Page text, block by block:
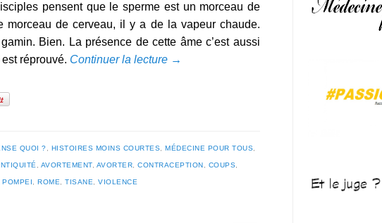
pensent que le sperme est un morceau de
morceau de cerveau, il y a de la vapeur chaude.
Bien. La présence de cette âme c’est aussi
réprouvé. Continuer la lecture →
QUOI ?, HISTOIRES MOINS COURTES, MÉDECINE POUR TOUS,
, AVORTEMENT, AVORTER, CONTRACEPTION, COUPS,
POMPEI, ROME, TISANE, VIOLENCE